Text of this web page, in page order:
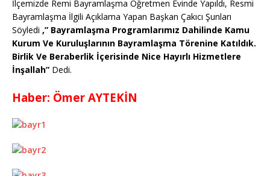
İlçemizde Remi Bayramlaşma Öğretmen Evinde Yapıldı, Resmi
Bayramlaşma İlgili Açıklama Yapan Başkan Çakıcı Şunları
Söyledi ,” Bayramlaşma Programlarımız Dahilinde Kamu
Kurum Ve Kuruluşlarının Bayramlaşma Törenine Katıldık.
Birlik Ve Beraberlik İçerisinde Nice Hayırlı Hizmetlere
İnşallah” Dedi.
Haber: Ömer AYTEKİN